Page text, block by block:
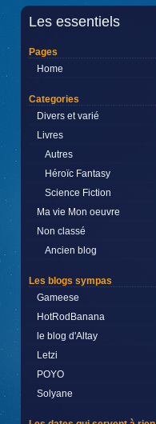
Les essentiels
Pages
Home
Categories
Divers et varié
Livres
Autres
Héroïc Fantasy
Science Fiction
Ma vie Mon oeuvre
Non classé
Ancien blog
Les blogs sympas
Gameese
HotRodBanana
le blog d'Altay
Letzi
POYO
Solyane